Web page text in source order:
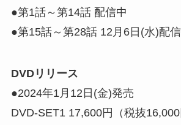
●第1話～第14話 配信中
●第15話～第28話 12月6日(水)配信
DVDリリース
●2024年1月12日(金)発売
DVD-SET1 17,600円（税抜16,000